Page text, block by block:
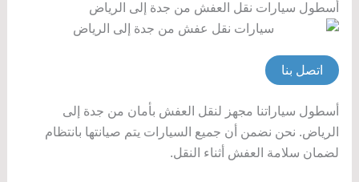
أسطول سيارات نقل العفش من جدة إلى الرياض
اتصل بنا
أسطول سياراتنا مجهز لنقل العفش بأمان من جدة إلى
الرياض. نحن نضمن أن جميع السيارات يتم صيانتها بانتظام
لضمان سلامة العفش أثناء النقل.